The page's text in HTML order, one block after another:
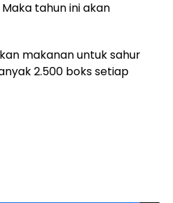
tahun ini akan
makanan untuk sahur
2.500 boks setiap